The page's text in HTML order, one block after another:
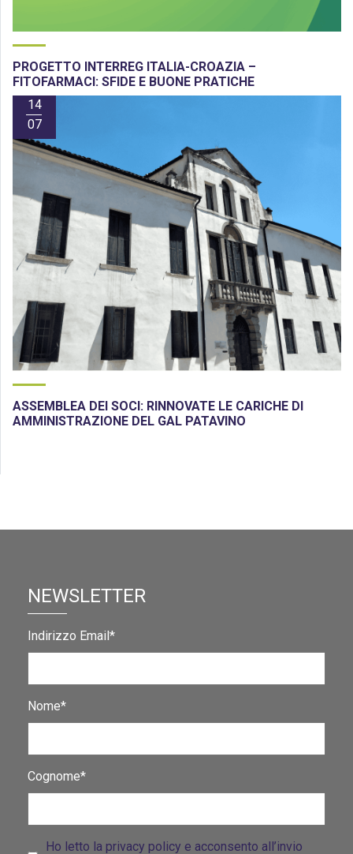
PROGETTO INTERREG ITALIA-CROAZIA –
FITOFARMACI: SFIDE E BUONE PRATICHE
14
07
ASSEMBLEA DEI SOCI: RINNOVATE LE CARICHE DI
AMMINISTRAZIONE DEL GAL PATAVINO
NEWSLETTER
Indirizzo Email*
Nome*
Cognome*
Ho letto la privacy policy e acconsento all’invio